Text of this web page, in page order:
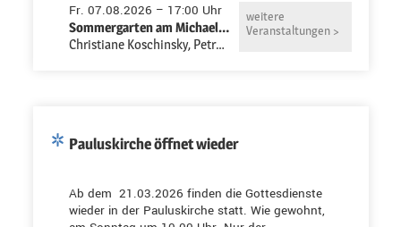
Fr. 07.08.2026 – 17:00 Uhr
Sommergarten am Michaeliszentrum
Christiane Koschinsky, Petra Niemeyer-Ruth
weitere
Veranstaltungen >
Pauluskirche öffnet wieder
Ab dem 21.03.2026 finden die Gottesdienste
wieder in der Pauluskirche statt. Wie gewohnt,